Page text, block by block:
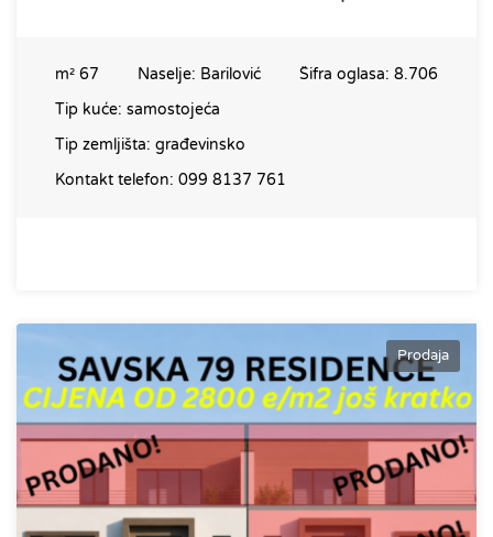
m² 67 Naselje: Barilović Šifra oglasa: 8.706
Tip kuće: samostojeća
Tip zemljišta: građevinsko
Kontakt telefon: 099 8137 761
Prodaja